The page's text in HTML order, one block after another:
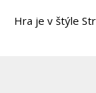
Hra je v štýle